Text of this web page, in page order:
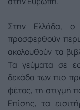
Στην Ελλάδα,
προσφερθούν
ακολουθούν τα
Τα γεύματα σε
δεκάδα των πιο
φέτος, τη στιγμή
Επίσης, τα